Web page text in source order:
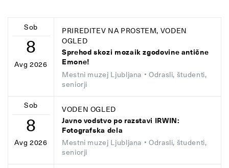
Sob
8
Avg 2026
PRIREDITEV NA PROSTEM, VODEN
OGLED
Sprehod skozi mozaik zgodovine antične
Emone!
Mestni muzej Ljubljana • Odrasli, študenti,
seniorji
Sob
8
Avg 2026
VODEN OGLED
Javno vodstvo po razstavi IRWIN:
Fotografska dela
Mestni muzej Ljubljana • Odrasli, študenti,
seniorji